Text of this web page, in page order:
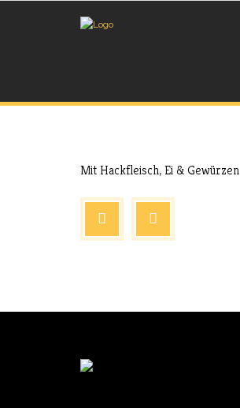
Mit Hackfleisch, Ei & Gewürzen